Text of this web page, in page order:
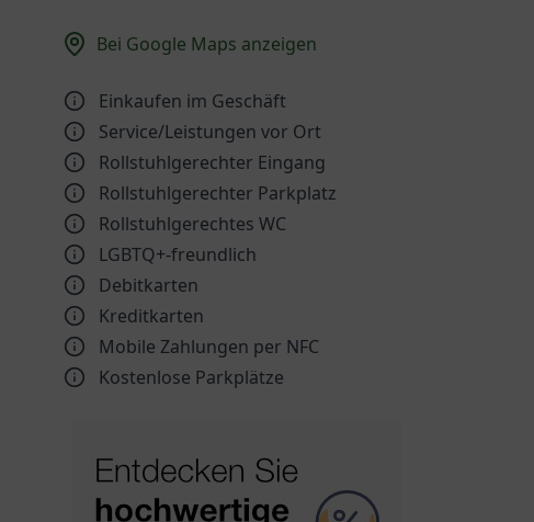
Bei Google Maps anzeigen
Einkaufen im Geschäft
Service/Leistungen vor Ort
Rollstuhlgerechter Eingang
Rollstuhlgerechter Parkplatz
Rollstuhlgerechtes WC
LGBTQ+-freundlich
Debitkarten
Kreditkarten
Mobile Zahlungen per NFC
Kostenlose Parkplätze